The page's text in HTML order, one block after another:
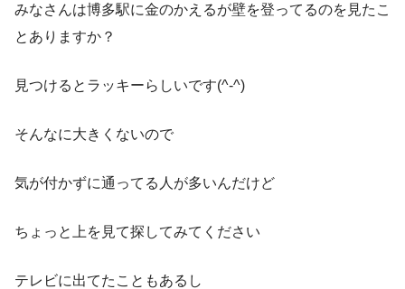
みなさんは博多駅に金のかえるが壁を登ってるのを見たこ
とありますか？
見つけるとラッキーらしいです(^-^)
そんなに大きくないので
気が付かずに通ってる人が多いんだけど
ちょっと上を見て探してみてください
テレビに出てたこともあるし